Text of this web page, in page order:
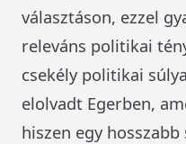
választáson, ezzel
releváns politikai
csekély politikai
elolvadt Egerben,
hiszen egy